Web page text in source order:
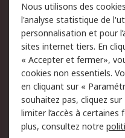
du site
Politique de
des données - Mise à
jour
Conditions générales
de vente
Campagnes
A propos de RS
Nous utilisons des
l'analyse statistique de
personnalisation et pour
sites internet tiers. En
« Accepter et fermer»,
cookies non essentiels.
en cliquant sur «
souhaitez pas, cliquez
limiter l’accès à
plus, consultez notre